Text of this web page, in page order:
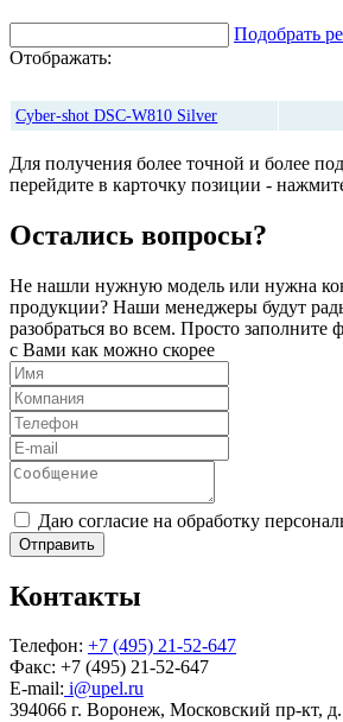
Подобрать
Отображать:
Cyber-shot DSC-W810 Silver
Для получения более точной и более
перейдите в карточку позиции -
Остались вопросы?
Не нашли нужную модель или нужна
продукции? Наши менеджеры будут
разобраться во всем. Просто
с Вами как можно скорее
Даю согласие на обработку
Отправить
Контакты
Телефон: +7 (495) 21-52-647
Факс: +7 (495) 21-52-647
E-mail: i@upel.ru
394066 г. Воронеж, Московский пр-кт,